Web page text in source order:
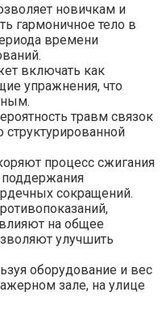
новичкам и
гармоничное тело в
времени
включать как
упражнения, что
травм связок
структурированной
процесс сжигания
поддержания
сокращений.
на общее
улучшить
оборудование и вес
зале, на улице